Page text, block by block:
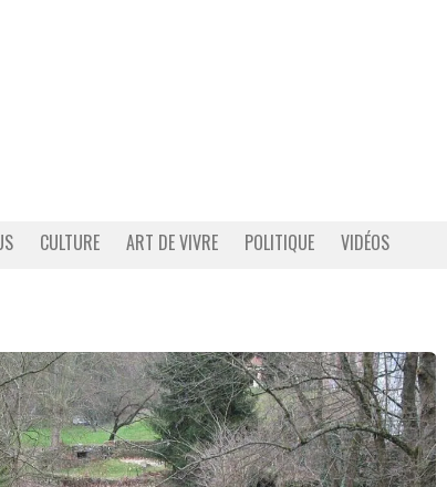
CULTURE ART DE VIVRE POLITIQUE VIDÉOS